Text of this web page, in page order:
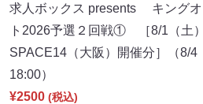
求人ボックス presents キングオ
ト2026予選２回戦① ［8/1（土）
SPACE14（大阪）開催分］（8/4
18:00）
¥2500 (税込)